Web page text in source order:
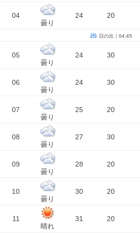
04
曇り
24 20
日の出｜04:45
05
曇り
24 30
06
曇り
24 30
07
曇り
25 20
08
曇り
27 30
09
曇り
28 20
10
曇り
30 20
11
晴れ
31 20